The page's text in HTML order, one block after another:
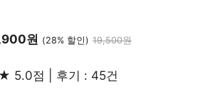
원 (28% 할인) 19,500원
5.0점 | 후기 : 45건